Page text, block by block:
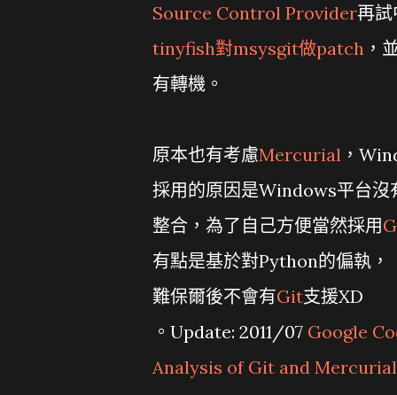
Source Control Provider再試
tinyfish對msysgit做patch ，
有轉機。
原本也有考慮Mercurial ，
採用的原因是Windows平台
整合，為了自己方便當然採用
有點是基於對Python的偏執，
難保爾後不會有Git支援XD
。Update: 2011/07 Google
Analysis of Git and Mercurial